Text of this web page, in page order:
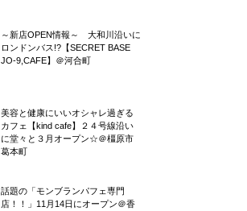
～新店OPEN情報～ 大和川沿いに
ロンドンバス!?【SECRET BASE
JO-9,CAFE】＠河合町
美容と健康にいいオシャレ過ぎる
カフェ【kind cafe】２４号線沿い
に堂々と３月オープン☆＠橿原市
葛本町
話題の「モンブランパフェ専門
店！！」11月14日にオープン＠香